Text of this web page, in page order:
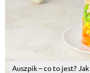
Auszpik – co to jest?